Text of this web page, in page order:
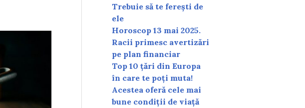
Trebuie să te ferești de
ele
Horoscop 13 mai 2025.
Racii primesc avertizări
pe plan financiar
Top 10 țări din Europa
în care te poți muta!
Acestea oferă cele mai
bune condiții de viață